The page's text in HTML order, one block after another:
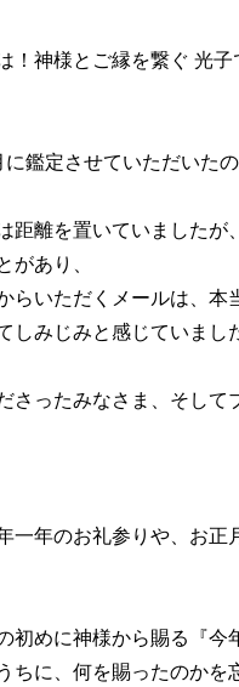
！神様とご縁を繋ぐ 光子
鑑定させていただいた
距離を置いていました
があり、
らいただくメールは、本
しみじみと感じていまし
さったみなさま、そし
一年のお礼参りや、お
初めに神様から賜る『
ちに、何を賜ったのかを